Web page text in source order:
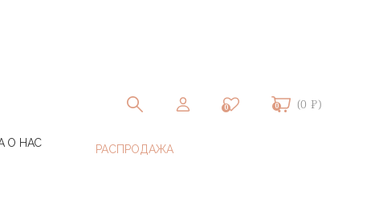
0 0 (0 ₽)
О НАС